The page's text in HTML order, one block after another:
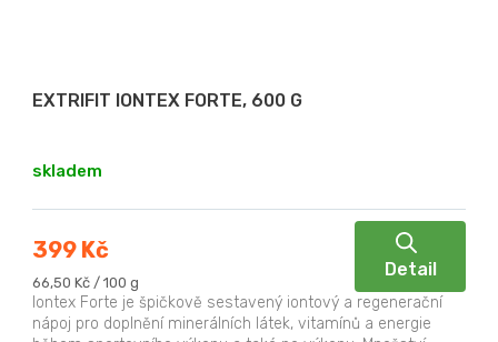
EXTRIFIT IONTEX FORTE, 600 G
skladem
399 Kč
Měrná
cena:
66,50 Kč / 100 g
Detail
Iontex Forte je špičkově sestavený iontový a regenerační
nápoj pro doplnění minerálních látek, vitamínů a energie